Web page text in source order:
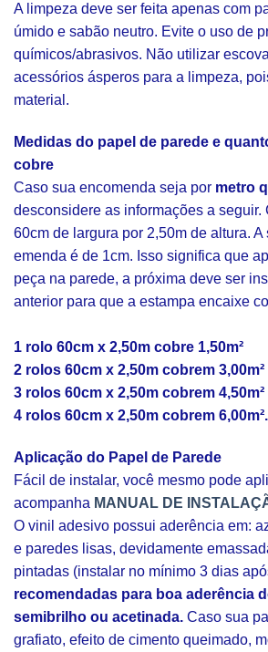
A limpeza deve ser feita apenas com
úmido e sabão neutro. Evite o uso de
químicos/abrasivos. Não utilizar
acessórios ásperos para a limpeza,
material.
Medidas do papel de parede e
cobre
Caso sua encomenda seja por metro
desconsidere as informações a seguir.
60cm de largura por 2,50m de altura.
emenda é de 1cm. Isso significa que
peça na parede, a próxima deve ser
anterior para que a estampa encaixe
1 rolo 60cm x 2,50m cobre 1,50m²
2 rolos 60cm x 2,50m cobrem 3,00m²
3 rolos 60cm x 2,50m cobrem 4,50m²
4 rolos 60cm x 2,50m cobrem
Aplicação do Papel de Parede
Fácil de instalar, você mesmo pode
acompanha MANUAL DE
O vinil adesivo possui aderência em:
e paredes lisas, devidamente
pintadas (instalar no mínimo 3 dias
recomendadas para boa aderência
semibrilho ou acetinada. Caso sua
grafiato, efeito de cimento queimado,